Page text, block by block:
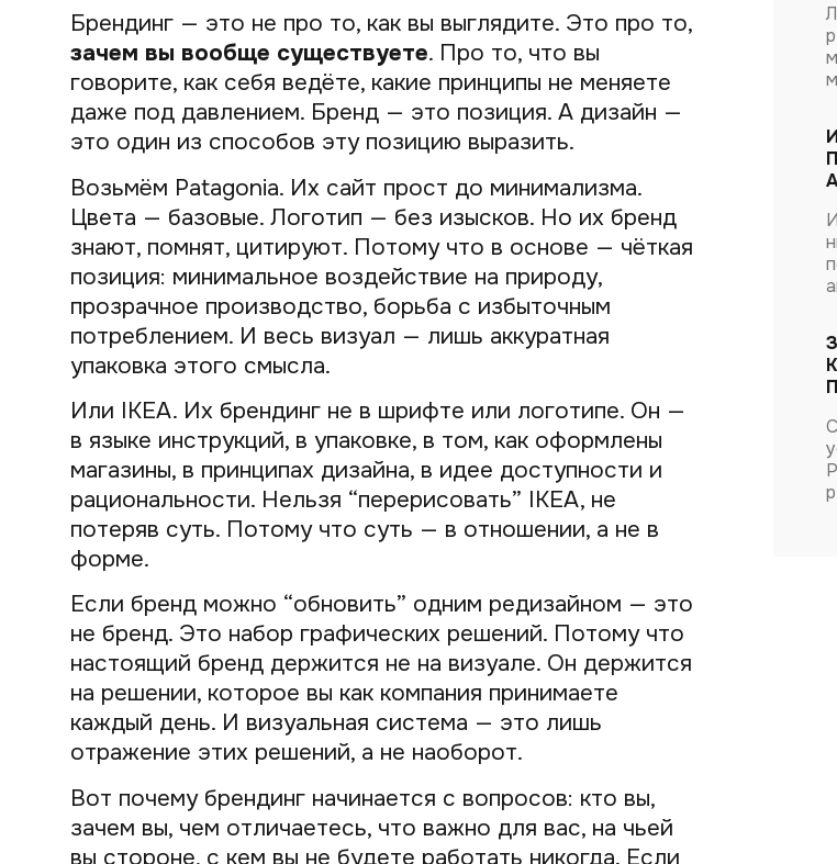
Брендинг — это не про то, как вы выглядите. Это про то,
зачем вы вообще существуете. Про то, что вы
говорите, как себя ведёте, какие принципы не меняете
даже под давлением. Бренд — это позиция. А дизайн —
это один из способов эту позицию выразить.
Возьмём Patagonia. Их сайт прост до минимализма.
Цвета — базовые. Логотип — без изысков. Но их бренд
знают, помнят, цитируют. Потому что в основе — чёткая
позиция: минимальное воздействие на природу,
прозрачное производство, борьба с избыточным
потреблением. И весь визуал — лишь аккуратная
упаковка этого смысла.
Или IKEA. Их брендинг не в шрифте или логотипе. Он —
в языке инструкций, в упаковке, в том, как оформлены
магазины, в принципах дизайна, в идее доступности и
рациональности. Нельзя “перерисовать” IKEA, не
потеряв суть. Потому что суть — в отношении, а не в
форме.
Если бренд можно “обновить” одним редизайном — это
не бренд. Это набор графических решений. Потому что
настоящий бренд держится не на визуале. Он держится
на решении, которое вы как компания принимаете
каждый день. И визуальная система — это лишь
отражение этих решений, а не наоборот.
Вот почему брендинг начинается с вопросов: кто вы,
зачем вы, чем отличаетесь, что важно для вас, на чьей
вы стороне, с кем вы не будете работать никогда. Если